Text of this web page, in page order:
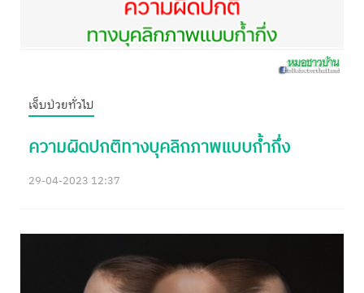
เจ็บป่วยทั่วไป
ความผิดปกติทางบุคลิกภาพแบบก้ำกึ่ง
29-04-2023 12:37